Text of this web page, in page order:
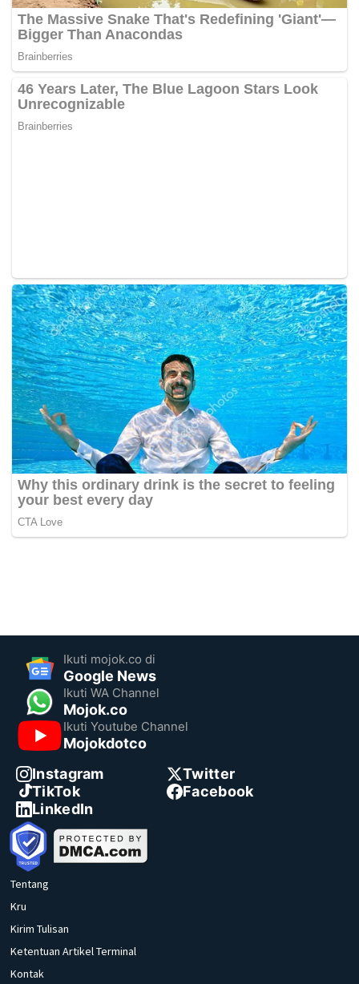
Ikuti mojok.co di
Google News
Ikuti WA Channel
Mojok.co
Ikuti Youtube Channel
Mojokdotco
Instagram
Twitter
TikTok
Facebook
LinkedIn
Tentang
Kru
Kirim Tulisan
Ketentuan Artikel Terminal
Kontak